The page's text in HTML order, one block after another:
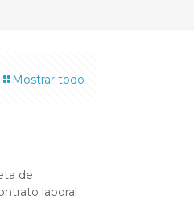
Mostrar todo
de
laboral